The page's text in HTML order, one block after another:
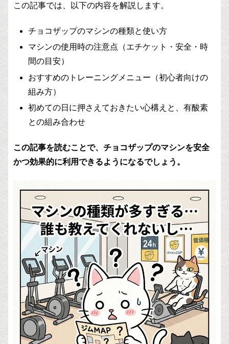
この記事では、以下の内容を解説します。
チョコザップのマシンの種類と使い方
マシンの使用時の注意点（エチケット・安全・時
間の目安）
おすすめのトレーニングメニュー（初心者向けの
組み方）
初めての日に押さえておきたい心構えと、有酸素
との組み合わせ
この記事を読むことで、チョコザップのマシンを安全
かつ効果的に利用できるようになるでしょう。